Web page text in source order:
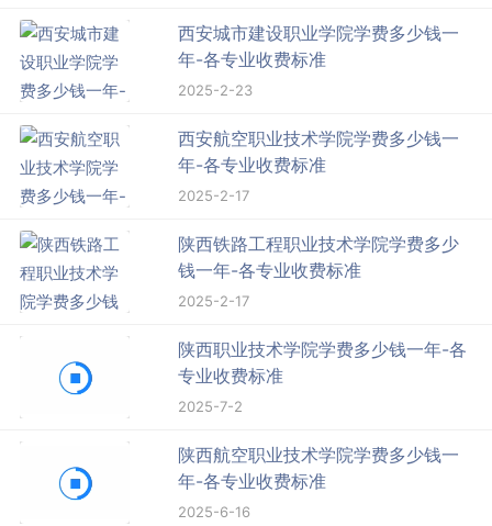
西安城市建设职业学院学费多少钱一
年-各专业收费标准
2025-2-23
西安航空职业技术学院学费多少钱一
年-各专业收费标准
2025-2-17
陕西铁路工程职业技术学院学费多少
钱一年-各专业收费标准
2025-2-17
陕西职业技术学院学费多少钱一年-各
专业收费标准
2025-7-2
陕西航空职业技术学院学费多少钱一
年-各专业收费标准
2025-6-16